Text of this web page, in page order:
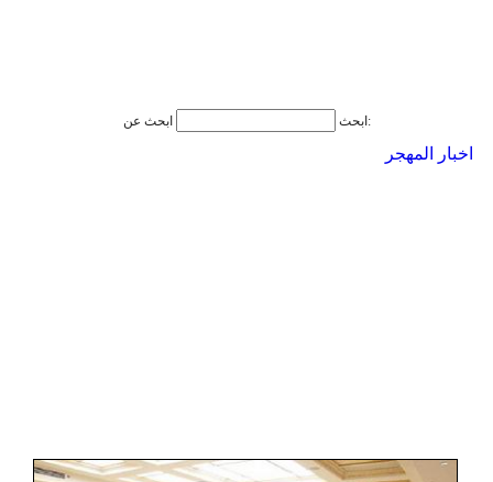
ابحث ابحث عن:
اخبار المهجر